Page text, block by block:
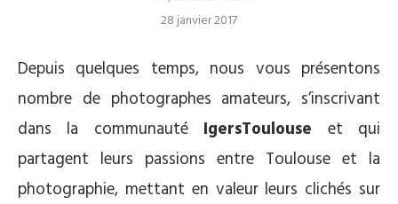
28 janvier 2017
Depuis quelques temps, nous vous présentons
nombre de photographes amateurs, s’inscrivant
dans la communautéIgersToulouse et qui
partagent leurs passions entre Toulouse et la
photographie, mettant en valeur leurs clichés sur